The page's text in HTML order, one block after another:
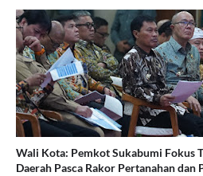
Wali Kota: Pemkot Sukabumi Fokus
Daerah Pasca Rakor Pertanahan dan